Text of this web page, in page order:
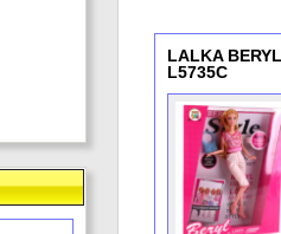
LALKA
L5735C